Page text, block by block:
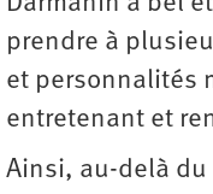
prendre à
et personnalités
entretenant et
Ainsi, au-delà du